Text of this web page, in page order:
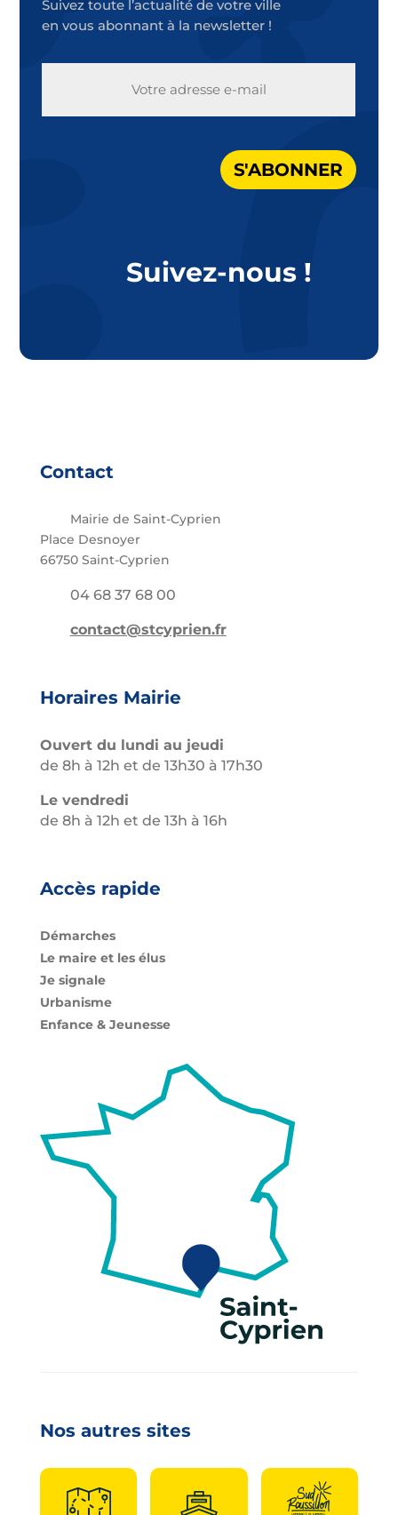
Suivez toute l’actualité de votre ville
en vous abonnant à la newsletter !
S'ABONNER
Suivez-nous !
Contact
Mairie de Saint-Cyprien
Place Desnoyer
66750 Saint-Cyprien
04 68 37 68 00
contact@stcyprien.fr
Horaires Mairie
Ouvert du lundi au jeudi
de 8h à 12h et de 13h30 à 17h30
Le vendredi
de 8h à 12h et de 13h à 16h
Accès rapide
Démarches
Le maire et les élus
Je signale
Urbanisme
Enfance & Jeunesse
Nos autres sites